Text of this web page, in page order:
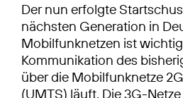
Der nun erfolgte
nächsten Generation in
Mobilfunknetzen ist
Kommunikation des
über die Mobilfunknetze
(UMTS) läuft. Die 3G-